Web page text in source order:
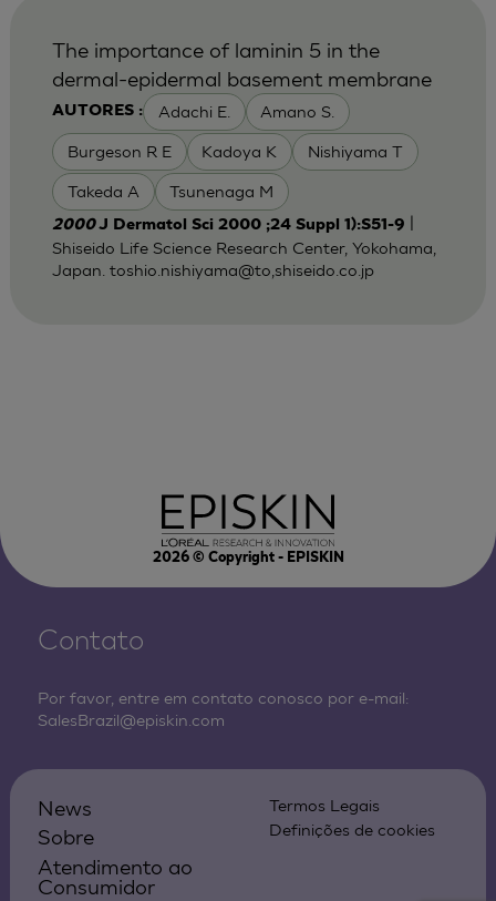
AUTORES : Adachi E. Amano S.
Burgeson R E Kadoya K Nishiyama T
Takeda A Tsunenaga M
The importance of laminin 5 in the
dermal-epidermal basement membrane
2000J Dermatol Sci 2000 ;24 Suppl 1):S51-9
Shiseido Life Science Research Center, Yokohama,
Japan. toshio.nishiyama@to,shiseido.co.jp
2026© Copyright - EPISKIN
Contato
Por favor, entre em contato conosco por e-mail:
SalesBrazil@episkin.com
News
Sobre
Atendimento ao
Consumidor
Termos Legais
Definições de cookies